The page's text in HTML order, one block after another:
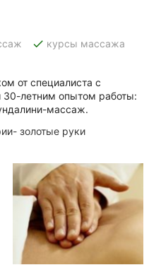
done курсы массажа
от специалиста с
летним опытом работы:
массаж.
золотые руки